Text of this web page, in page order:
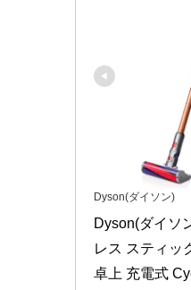
Dyson(ダイソン)
Dyson(ダイソ
レス スティッ
卓上 充電式